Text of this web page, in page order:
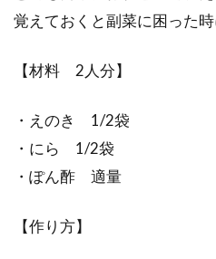
覚えておくと副菜に困った時
【材料 2人分】
・えのき 1/2袋
・にら 1/2袋
・ぽん酢 適量
【作り方】